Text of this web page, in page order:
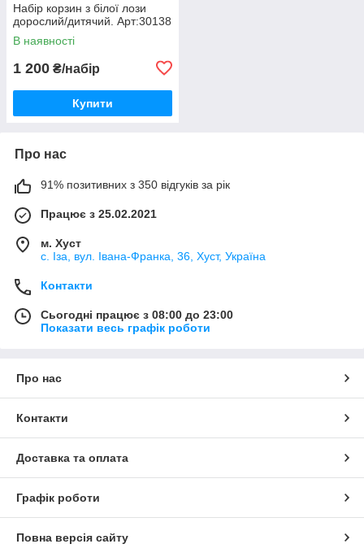
Набір корзин з білої лози
дорослий/дитячий. Арт:30138
В наявності
1 200 ₴/набір
Купити
Про нас
91% позитивних з 350 відгуків за рік
Працює з 25.02.2021
м. Хуст
с. Іза, вул. Івана-Франка, 36, Хуст, Україна
Контакти
Сьогодні працює з 08:00 до 23:00
Показати весь графік роботи
Про нас
Контакти
Доставка та оплата
Графік роботи
Повна версія сайту